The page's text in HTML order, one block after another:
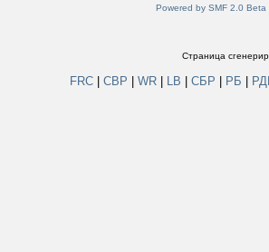
Powered by SMF 2.0 Beta
Страница
FRC СВР WR LB СБР РБ